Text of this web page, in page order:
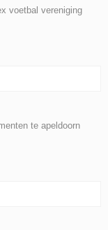
voetbal vereniging
te apeldoorn